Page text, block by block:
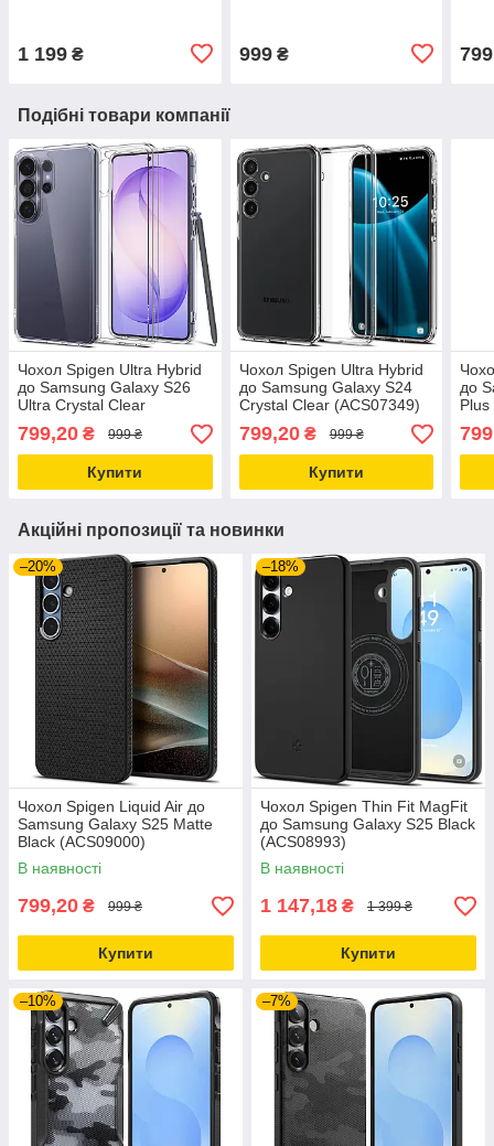
1 199 ₴ 999₴ 799
Подібні товари компанії
Чохол Spigen Ultra Hybrid
до Samsung Galaxy S26
Ultra Crystal Clear
(ACS10677)
799,20 ₴ 999 ₴
Купити
Чохол Spigen Ultra Hybrid
до Samsung Galaxy S24
Crystal Clear (ACS07349)
799,20₴ 999 ₴
Купити
до
Акційні пропозиції та новинки
–20%
Чохол Spigen Liquid Air до
Samsung Galaxy S25 Matte
Black (ACS09000)
В наявності
799,20 ₴ 999 ₴
Купити
–18%
Чохол Spigen Thin Fit MagFit
до Samsung Galaxy S25 Black
(ACS08993)
В наявності
1 147,18 ₴ 1 399 ₴
Купити
–10% –7%